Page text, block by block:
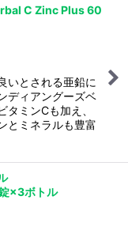
C Zinc Plus 60
いとされる亜鉛に
ディアングーズベ
タミンCも加え、
とミネラルも豊富
×3ボトル